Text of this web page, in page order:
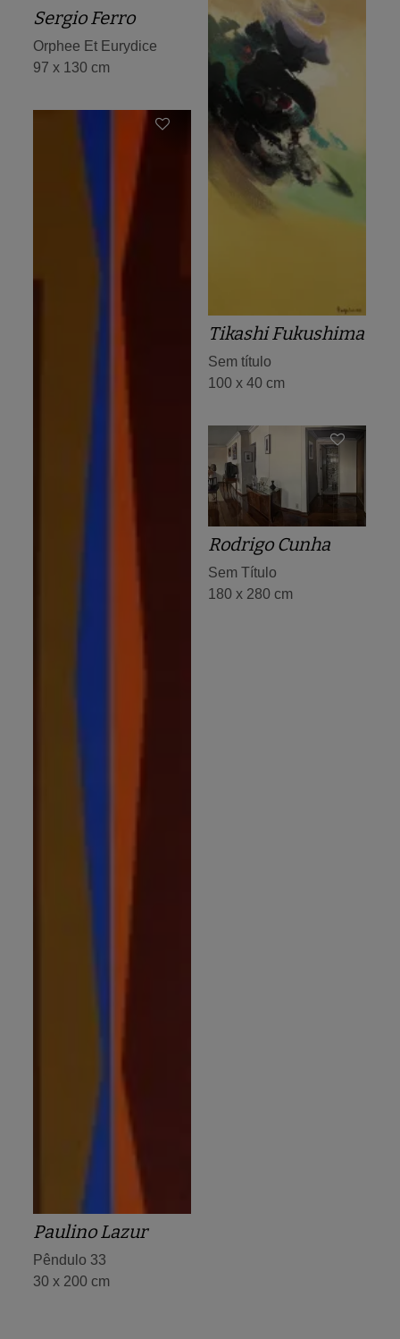
Sergio Ferro
Orphee Et Eurydice
97 x 130 cm
Tikashi Fukushima
Sem título
100 x 40 cm
Paulino Lazur
Pêndulo 33
30 x 200 cm
Rodrigo Cunha
Sem Título
180 x 280 cm